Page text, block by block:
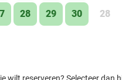
28 29 30 28